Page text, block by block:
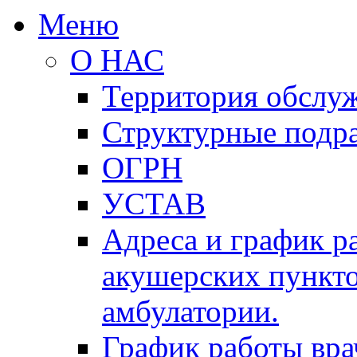
Меню
О НАС
Территория
Структурные
ОГРН
УСТАВ
Адреса и график
акушерских
амбулатории.
График работы